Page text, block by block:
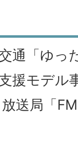
通「ゆっ
援モデル
送局「